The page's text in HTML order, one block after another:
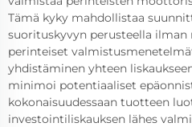
Tämä kyky mahdollistaa
suorituskyvyn perusteella
perinteiset
yhdistäminen yhteen
minimoi potentiaaliset
kokonaisuudessaan tuotteen
investointiliskauksen lähes